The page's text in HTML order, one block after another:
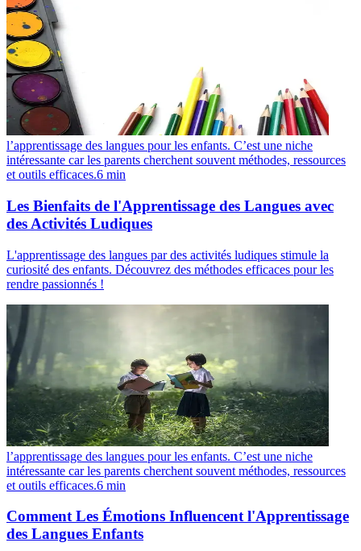
l’apprentissage des langues pour les enfants. C’est une niche
intéressante car les parents cherchent souvent méthodes, ressources
et outils efficaces.6 min
Les Bienfaits de l'Apprentissage des Langues avec
des Activités Ludiques
L'apprentissage des langues par des activités ludiques stimule la
curiosité des enfants. Découvrez des méthodes efficaces pour les
rendre passionnés !
l’apprentissage des langues pour les enfants. C’est une niche
intéressante car les parents cherchent souvent méthodes, ressources
et outils efficaces.6 min
Comment Les Émotions Influencent l'Apprentissage
des Langues Enfants